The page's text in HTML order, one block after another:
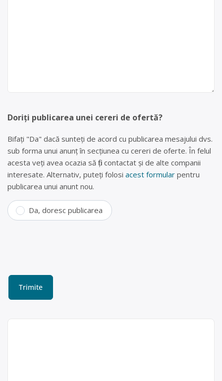
Doriți publicarea unei cereri de ofertă?
Bifați "Da" dacă sunteți de acord cu publicarea mesajului dvs.
sub forma unui anunț în secțiunea cu cereri de oferte. În felul
acesta veți avea ocazia să fiți contactat și de alte companii
interesate. Alternativ, puteți folosi acest formular pentru
publicarea unui anunt nou.
Da, doresc publicarea